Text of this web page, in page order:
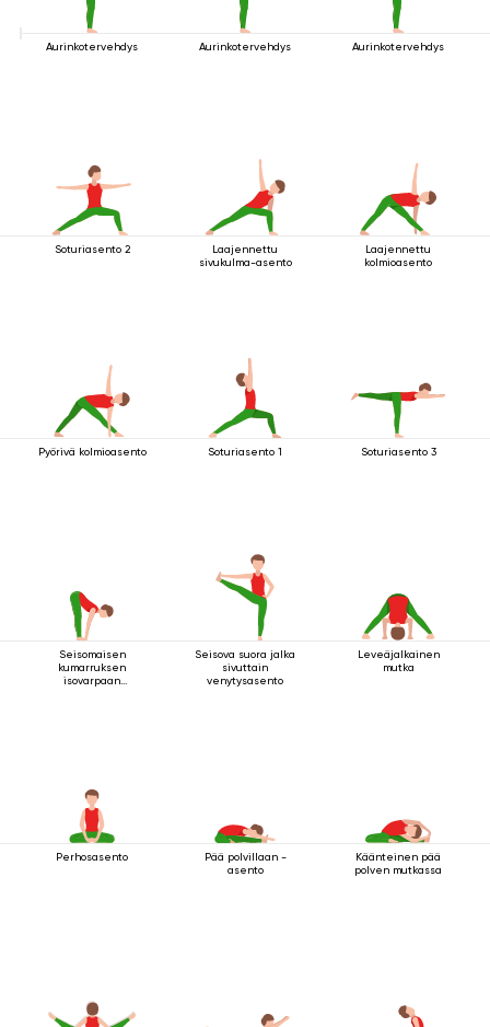
Aurinkotervehdys Aurinkotervehdys Aurinkotervehdys
Soturiasento 2
Laajennettu
sivukulma-asento
Laajennettu
kolmioasento
Pyörivä kolmioasento Soturiasento 1 Soturiasento 3
Seisomaisen
kumarruksen
isovarpaan
Seisova suora jalka
sivuttain
venytysasento
Leveäjalkainen
mutka
Perhosasento
Pää polvillaan -
asento
Käänteinen pää
polven mutkassa